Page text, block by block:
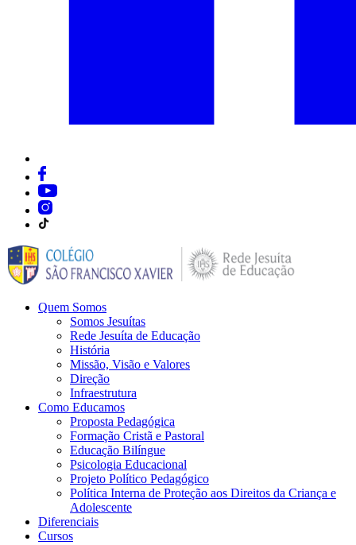
Quem Somos
Somos Jesuítas
Rede Jesuíta de Educação
História
Missão, Visão e Valores
Direção
Infraestrutura
Como Educamos
Proposta Pedagógica
Formação Cristã e Pastoral
Educação Bilíngue
Psicologia Educacional
Projeto Político Pedagógico
Política Interna de Proteção aos Direitos da Criança e
Adolescente
Diferenciais
Cursos